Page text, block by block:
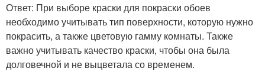
Ответ: При выборе краски для покраски обоев
необходимо учитывать тип поверхности, которую нужно
покрасить, а также цветовую гамму комнаты. Также
важно учитывать качество краски, чтобы она была
долговечной и не выцветала со временем.